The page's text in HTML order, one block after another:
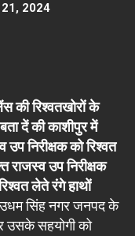
2024
की रिश्वतखोरों के
दें की काशीपुर में
निरीक्षक को रिश्वत
राजस्व उप निरीक्षक
लेते रंगे हाथों
सिंह नगर जनपद के
उसके सहयोगी को